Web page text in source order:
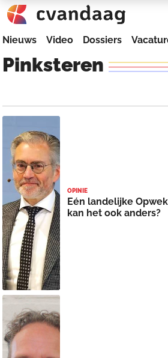
Nieuws Video Dossiers
Pinksteren
OPINIE
Eén landelijke
kan het ook anders?